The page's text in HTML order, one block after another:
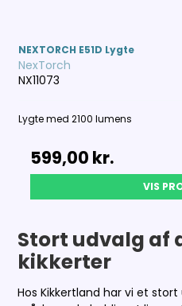
NEXTORCH E51D Lygte
NexTorch
NX11073
Lygte med 2100 lumens
599,00 kr.
VIS
Stort udvalg af
kikkerter
Hos Kikkertland har vi et